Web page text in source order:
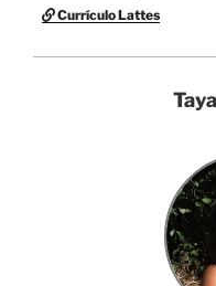
Currículo Lattes